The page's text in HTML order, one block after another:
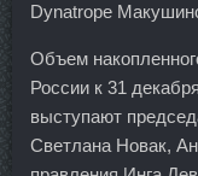
Dynatrope
Объем
России к 31
выступают
Светлана Новак,